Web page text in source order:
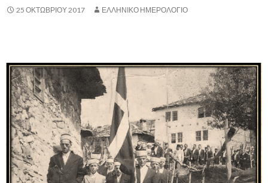
25 ΟΚΤΩΒΡΊΟΥ 2017 ΕΛΛΗΝΙΚΟ ΗΜΕΡΟΛΟΓΙΟ